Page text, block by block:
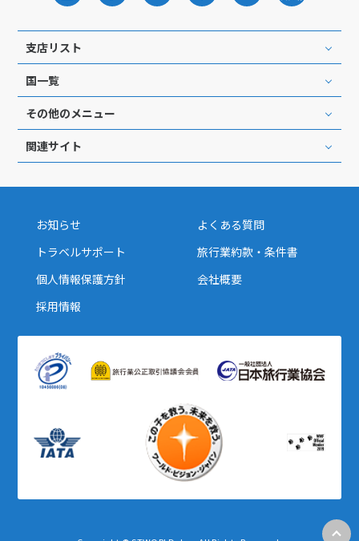
支店リスト
国一覧
その他のメニュー
関連サイト
お知らせ
よくある質問
トラベルサポート
旅行業約款・条件書
個人情報保護方針
会社概要
採用情報